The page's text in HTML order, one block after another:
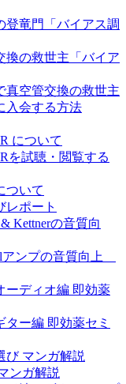
竜門「バイアス調
換の救世主「バイア
真空管交換の救世主
入会する方法
について
を試聴・閲覧する
ついて
レポート
Kettnerの音質向
アンプの音質向上
ディオ編 即効薬
ー編 即効薬セミ
び マンガ解説
ンガ解説